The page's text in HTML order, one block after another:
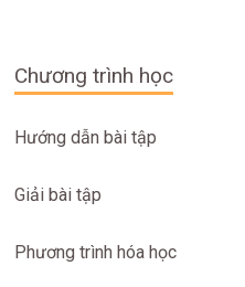
Chương trình học
Hướng dẫn bài tập
Giải bài tập
Phương trình hóa học